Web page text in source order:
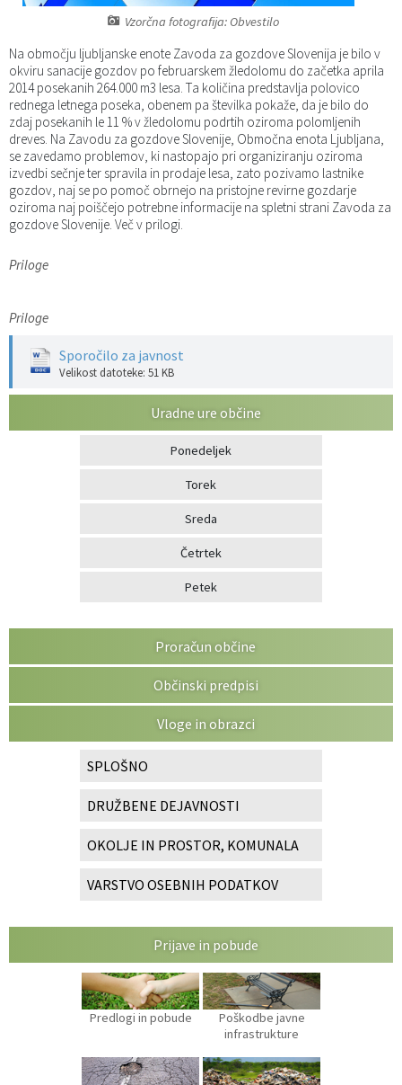
Vzorčna fotografija: Obvestilo
Na območju ljubljanske enote Zavoda za gozdove Slovenija je bilo v
okviru sanacije gozdov po februarskem žledolomu do začetka aprila
2014 posekanih 264.000 m3 lesa. Ta količina predstavlja polovico
rednega letnega poseka, obenem pa številka pokaže, da je bilo do
zdaj posekanih le 11 % v žledolomu podrtih oziroma polomljenih
dreves. Na Zavodu za gozdove Slovenije, Območna enota Ljubljana,
se zavedamo problemov, ki nastopajo pri organiziranju oziroma
izvedbi sečnje ter spravila in prodaje lesa, zato pozivamo lastnike
gozdov, naj se po pomoč obrnejo na pristojne revirne gozdarje
oziroma naj poiščejo potrebne informacije na spletni strani Zavoda za
gozdove Slovenije. Več v prilogi.
Priloge
Priloge
Sporočilo za javnost
Velikost datoteke: 51 KB
Uradne ure občine
Ponedeljek
Torek
Sreda
Četrtek
Petek
Proračun občine
Občinski predpisi
Vloge in obrazci
SPLOŠNO
DRUŽBENE DEJAVNOSTI
OKOLJE IN PROSTOR, KOMUNALA
VARSTVO OSEBNIH PODATKOV
Prijave in pobude
Predlogi in pobude
Poškodbe javne
infrastrukture
Katalog informacij javnega značaja
Vizitka občine
Predsedniki političnih strank
Svet za preventivo in vzgojo v cestnem prometu
Služba za okolje in prostor
Služba za stanovanjsko dejavnost
Služba za civilno zaščito
Služba za družbene dejavnosti
Služba za gospodarstvo, turizem in kmetijstvo
Občinski predpisi
Strategije in koncepti
Proračuni občine